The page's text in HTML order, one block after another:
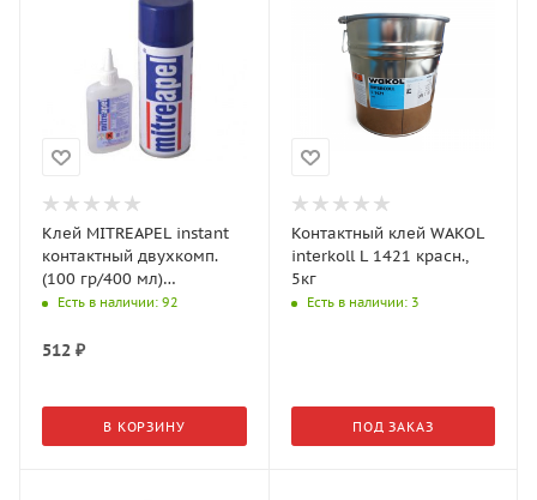
Клей MITREAPEL instant
контактный двухкомп.
(100 гр/400 мл)
активатор спрей
Есть в наличии: 92
512 ₽
В КОРЗИНУ
Контактный клей WAKOL
interkoll L 1421 красн.,
5кг
Есть в наличии: 3
ПОД ЗАКАЗ